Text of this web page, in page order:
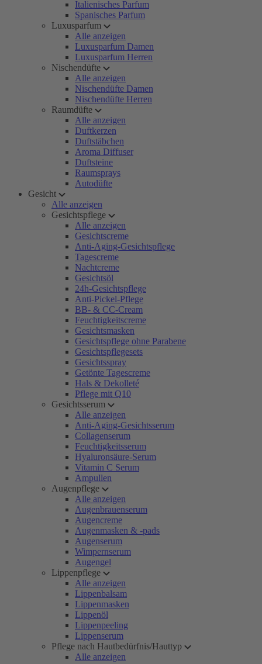
Italienisches Parfum
Spanisches Parfum
Luxusparfum
Alle anzeigen
Luxusparfum Damen
Luxusparfum Herren
Nischendüfte
Alle anzeigen
Nischendüfte Damen
Nischendüfte Herren
Raumdüfte
Alle anzeigen
Duftkerzen
Duftstäbchen
Aroma Diffuser
Duftsteine
Raumsprays
Autodüfte
Gesicht
Alle anzeigen
Gesichtspflege
Alle anzeigen
Gesichtscreme
Anti-Aging-Gesichtspflege
Tagescreme
Nachtcreme
Gesichtsöl
24h-Gesichtspflege
Anti-Pickel-Pflege
BB- & CC-Cream
Feuchtigkeitscreme
Gesichtsmasken
Gesichtspflege ohne Parabene
Gesichtspflegesets
Gesichtsspray
Getönte Tagescreme
Hals & Dekolleté
Pflege mit Q10
Gesichtsserum
Alle anzeigen
Anti-Aging-Gesichtsserum
Collagenserum
Feuchtigkeitsserum
Hyaluronsäure-Serum
Vitamin C Serum
Ampullen
Augenpflege
Alle anzeigen
Augenbrauenserum
Augencreme
Augenmasken & -pads
Augenserum
Wimpernserum
Augengel
Lippenpflege
Alle anzeigen
Lippenbalsam
Lippenmasken
Lippenöl
Lippenpeeling
Lippenserum
Pflege nach Hautbedürfnis/Hauttyp
Alle anzeigen